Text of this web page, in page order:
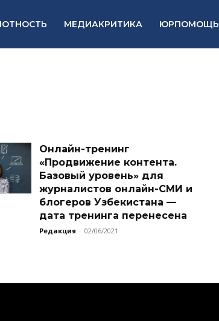
МЕДИАКРИТИКА ЮРПОМОЩЬ
Онлайн-тренинг
«Продвижение контента.
Базовый уровень» для
журналистов онлайн-СМИ и
блогеров Узбекистана —
дата тренинга перенесена
Редакция - 02/06/2021